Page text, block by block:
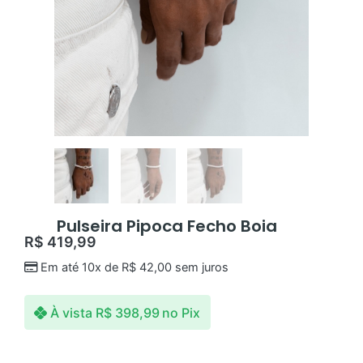
Pulseira Pipoca Fecho Boia
R$ 419,99
Em até 10x de R$42,00sem juros
À vista R$398,99 no Pix